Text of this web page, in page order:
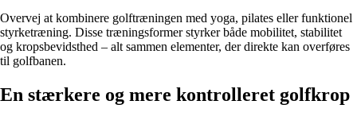
Overvej at kombinere golftræningen med yoga, pilates eller funktionel
styrketræning. Disse træningsformer styrker både mobilitet, stabilitet
og kropsbevidsthed – alt sammen elementer, der direkte kan overføres
til golfbanen.
En stærkere og mere kontrolleret golfkrop